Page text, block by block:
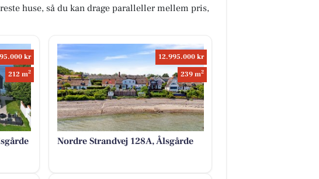
huse, så du kan drage paralleller mellem pris,
kr
212 m2
12.995.000 kr
239 m2
Nordre Strandvej 128A, Ålsgårde